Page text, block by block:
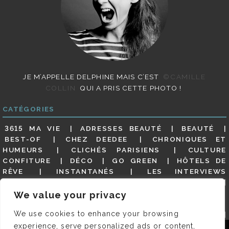
We value your privacy
We use cookies to enhance your browsing
experience, serve personalized ads or content,
JE M’APPELLE DELPHINE MAIS C’EST
©CAMILLE
COLLIN
QUI A PRIS CETTE PHOTO !
CATÉGORIES
3615 MA VIE ADRESSES BEAUTÉ
BEAUTÉ
BEST-OF
CHEZ DEEDEE
CHRONIQUES ET
HUMEURS
CLICHÉS PARISIENS
CULTURE
CONFITURE
DÉCO GO GREEN
HÔTELS DE
RÊVE
INSTANTANÉS
LES INTERVIEWS
MES ADRESSES
MODE NON CLASSÉ
GUIDE
PARIS EN PHOTOS
RESTAURANTS
REVUE DE PRESSE DÉTAILLÉE, SIOU PLAIT